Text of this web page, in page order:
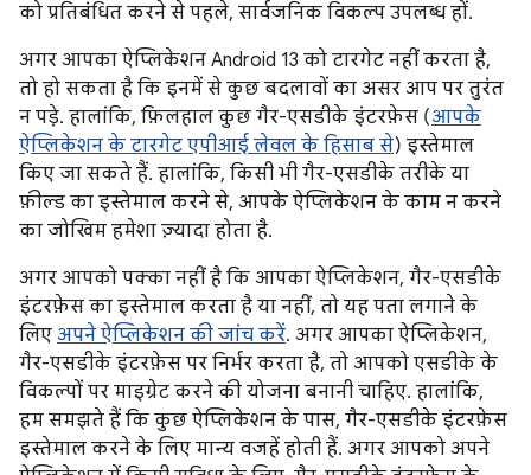
को प्रतिबंधित करने से पहले, सार्वजनिक विकल्प उपलब्ध हों.
अगर आपका ऐप्लिकेशन Android 13 को टारगेट नहीं करता है,
तो हो सकता है कि इनमें से कुछ बदलावों का असर आप पर तुरंत
न पड़े. हालांकि, फ़िलहाल कुछ गैर-एसडीके इंटरफ़ेस (आपके
ऐप्लिकेशन के टारगेट एपीआई लेवल के हिसाब से) इस्तेमाल
किए जा सकते हैं. हालांकि, किसी भी गैर-एसडीके तरीके या
फ़ील्ड का इस्तेमाल करने से, आपके ऐप्लिकेशन के काम न करने
का जोखिम हमेशा ज़्यादा होता है.
अगर आपको पक्का नहीं है कि आपका ऐप्लिकेशन, गैर-एसडीके
इंटरफ़ेस का इस्तेमाल करता है या नहीं, तो यह पता लगाने के
लिए अपने ऐप्लिकेशन की जांच करें. अगर आपका ऐप्लिकेशन,
गैर-एसडीके इंटरफ़ेस पर निर्भर करता है, तो आपको एसडीके के
विकल्पों पर माइग्रेट करने की योजना बनानी चाहिए. हालांकि,
हम समझते हैं कि कुछ ऐप्लिकेशन के पास, गैर-एसडीके इंटरफ़ेस
इस्तेमाल करने के लिए मान्य वजहें होती हैं. अगर आपको अपने